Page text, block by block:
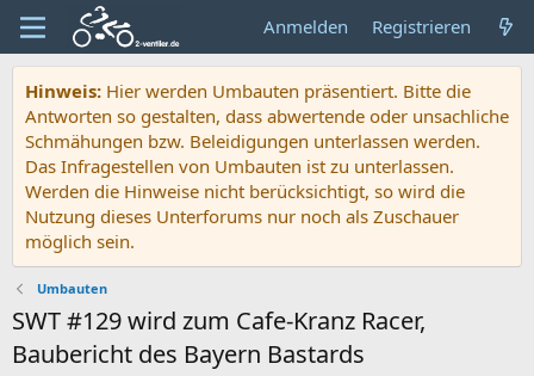
Anmelden Registrieren
Hinweis: Hier werden Umbauten präsentiert. Bitte die
Antworten so gestalten, dass abwertende oder unsachliche
Schmähungen bzw. Beleidigungen unterlassen werden.
Das Infragestellen von Umbauten ist zu unterlassen.
Werden die Hinweise nicht berücksichtigt, so wird die
Nutzung dieses Unterforums nur noch als Zuschauer
möglich sein.
Umbauten
SWT #129 wird zum Cafe-Kranz Racer,
Baubericht des Bayern Bastards